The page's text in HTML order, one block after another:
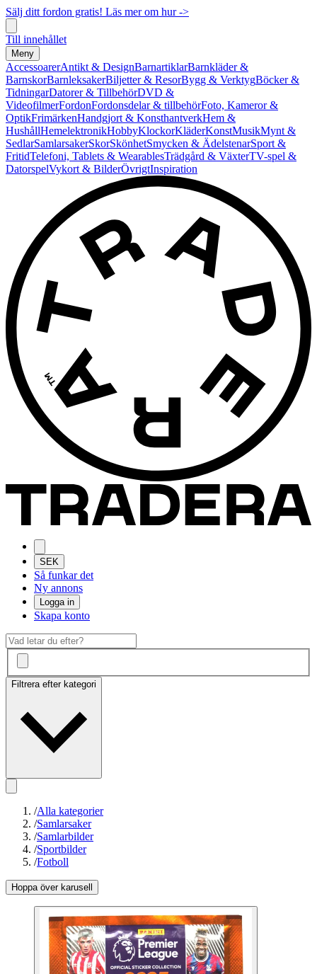
Sälj ditt fordon gratis! Läs mer om hur ->
Till innehållet
Meny
AccessoarerAntikt & DesignBarnartiklarBarnkläder &
BarnskorBarnleksakerBiljetter & ResorBygg & VerktygBöcker &
TidningarDatorer & TillbehörDVD &
VideofilmerFordonFordonsdelar & tillbehörFoto, Kameror &
OptikFrimärkenHandgjort & KonsthantverkHem &
HushållHemelektronikHobbyKlockorKläderKonstMusikMynt &
SedlarSamlarsakerSkorSkönhetSmycken & ÄdelstenarSport &
FritidTelefoni, Tablets & WearablesTrädgård & VäxterTV-spel &
DatorspelVykort & BilderÖvrigtInspiration
SEK
Så funkar det
Ny annons
Logga in
Skapa konto
Filtrera efter kategori
/Alla kategorier
/Samlarsaker
/Samlarbilder
/Sportbilder
/Fotboll
Hoppa över karusell